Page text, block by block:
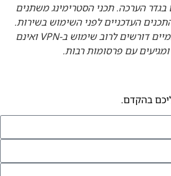
הערכה. תכני הסטרימינג משתנים
העדכניים לפני השימוש בשירות.
שירותים בינלאומיים חינמיים דורשים לרוב שימוש ב-VPN ואינם
עם פרסומות רבות.
בהקדם.